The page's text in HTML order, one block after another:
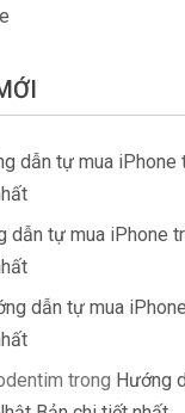
dẫn tự mua iPhone
dẫn tự mua iPhone
dẫn tự mua
trong Hướng